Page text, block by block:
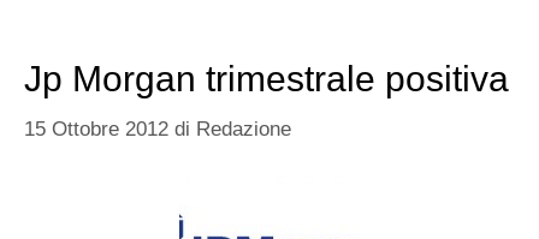
Jp Morgan trimestrale positiva
15 Ottobre 2012 di Redazione